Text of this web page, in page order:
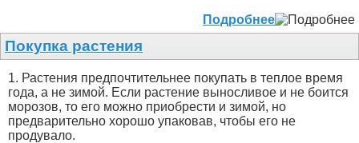
Подробнее
Покупка растения
1. Растения предпочтительнее покупать в теплое время
года, а не зимой. Если растение выносливое и не боится
морозов, то его можно приобрести и зимой, но
предварительно хорошо упаковав, чтобы его не
продувало.